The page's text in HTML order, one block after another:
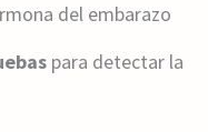
del embarazo
para detectar la